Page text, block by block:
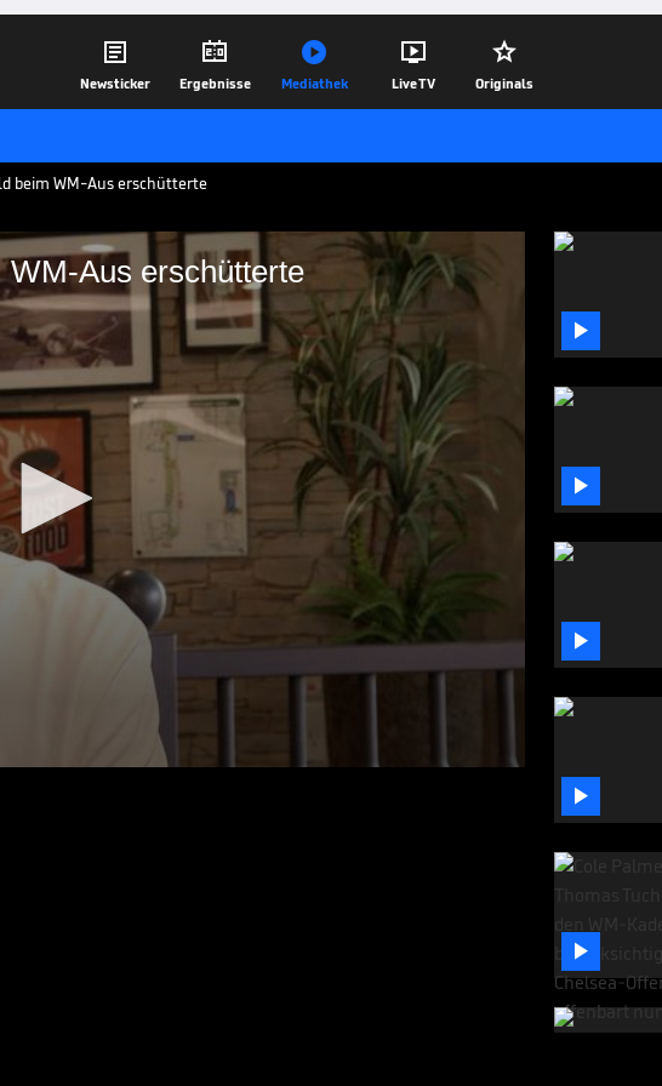

Newsticker

Ergebnisse

Mediathek

Live TV

Originals
beim WM-Aus erschütterte
Aus erschütterte
beim WM-Aus
Buchwald, Weltmeister von 1990,
übt er auch am ehemaligen
deutliche Kritik.
06.07.26




